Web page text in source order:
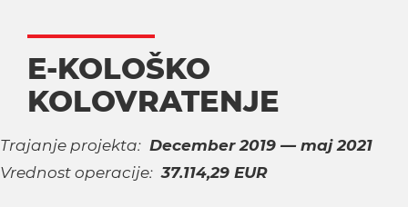
E-KOLOŠKO
KOLOVRATENJE
Trajanje projekta: December 2019 — maj 2021
Vrednost operacije: 37.114,29 EUR